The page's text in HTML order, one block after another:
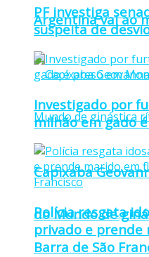
Argentina vai ao
Capixaba
do Mundo de
PF investiga
suspeita de
Investigado por
milhão em gado
Polícia resgata
privado e
Barra de São